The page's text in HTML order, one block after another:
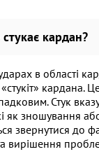
кардан?
в області
кардана.
Стук
як зношування
звернутися до
вирішення